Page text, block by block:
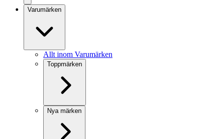
Varumärken
Allt inom Varumärken
Toppmärken
Nya märken